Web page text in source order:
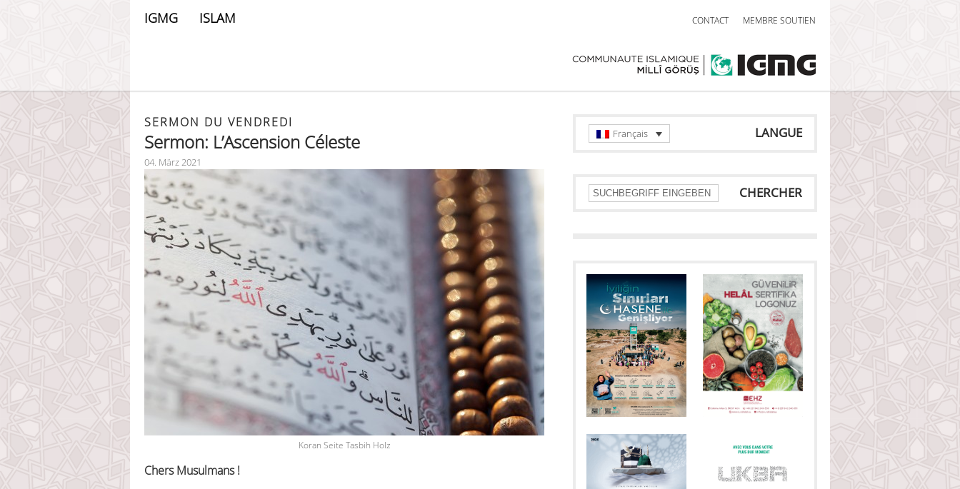
IGMG ISLAM CONTACT MEMBRE SOUTIEN
SERMON DU VENDREDI
Sermon: L’Ascension Céleste
04. März 2021
Koran Seite Tasbih Holz
Chers Musulmans !
LANGUE
Français
CHERCHER